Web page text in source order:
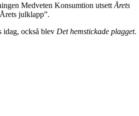
Medveten Konsumtion utsett Årets
julklapp”.
idag, också blev Det hemstickade plagget.